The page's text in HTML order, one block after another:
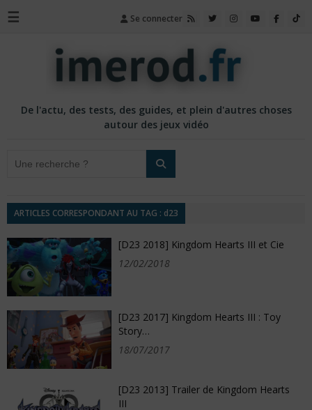
☰ Se connecter
De l'actu, des tests, des guides, et plein d'autres choses
autour des jeux vidéo
ARTICLES CORRESPONDANT AU TAG : d23
[D23 2018] Kingdom Hearts III et Cie
12/02/2018
[D23 2017] Kingdom Hearts III : Toy
Story…
18/07/2017
[D23 2013] Trailer de Kingdom Hearts
III